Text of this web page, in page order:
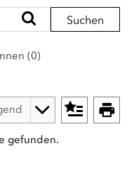
Suchen
(0)
gefunden.